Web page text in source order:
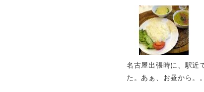
名古屋出張時に、駅近
た。あぁ、お昼から。